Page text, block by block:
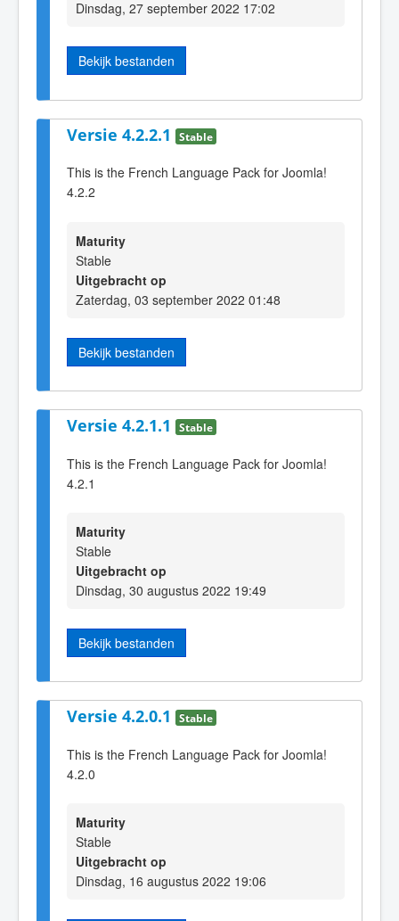
Dinsdag, 27 september 2022 17:02
Bekijk bestanden
Versie 4.2.2.1 Stable
This is the French Language Pack for Joomla!
4.2.2
Maturity
Stable
Uitgebracht op
Zaterdag, 03 september 2022 01:48
Bekijk bestanden
Versie 4.2.1.1 Stable
This is the French Language Pack for Joomla!
4.2.1
Maturity
Stable
Uitgebracht op
Dinsdag, 30 augustus 2022 19:49
Bekijk bestanden
Versie 4.2.0.1 Stable
This is the French Language Pack for Joomla!
4.2.0
Maturity
Stable
Uitgebracht op
Dinsdag, 16 augustus 2022 19:06